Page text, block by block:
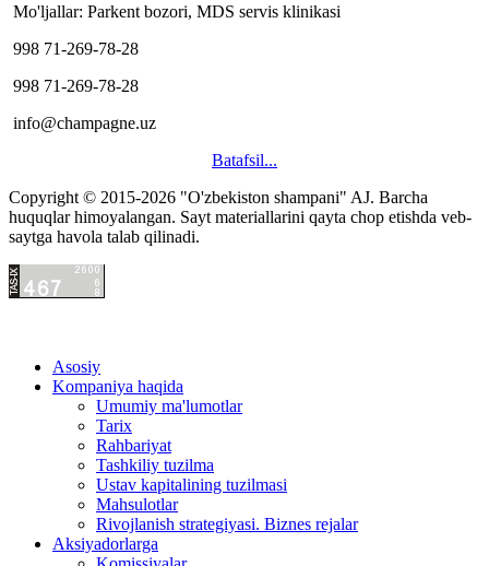
Mo'ljallar: Parkent bozori, MDS servis klinikasi
998 71-269-78-28
998 71-269-78-28
info@champagne.uz
Batafsil...
hacklink
satış
satın
al
istanbul
arası
Copyright © 2015-2026 "O'zbekiston shampani" AJ. Barcha
huquqlar himoyalangan. Sayt materiallarini qayta chop etishda veb-
saytga havola talab qilinadi.
hacklink
istanbul
Asosiy
Kompaniya haqida
Umumiy ma'lumotlar
Tarix
Rahbariyat
Tashkiliy tuzilma
Ustav kapitalining tuzilmasi
Mahsulotlar
Rivojlanish strategiyasi. Biznes rejalar
Aksiyadorlarga